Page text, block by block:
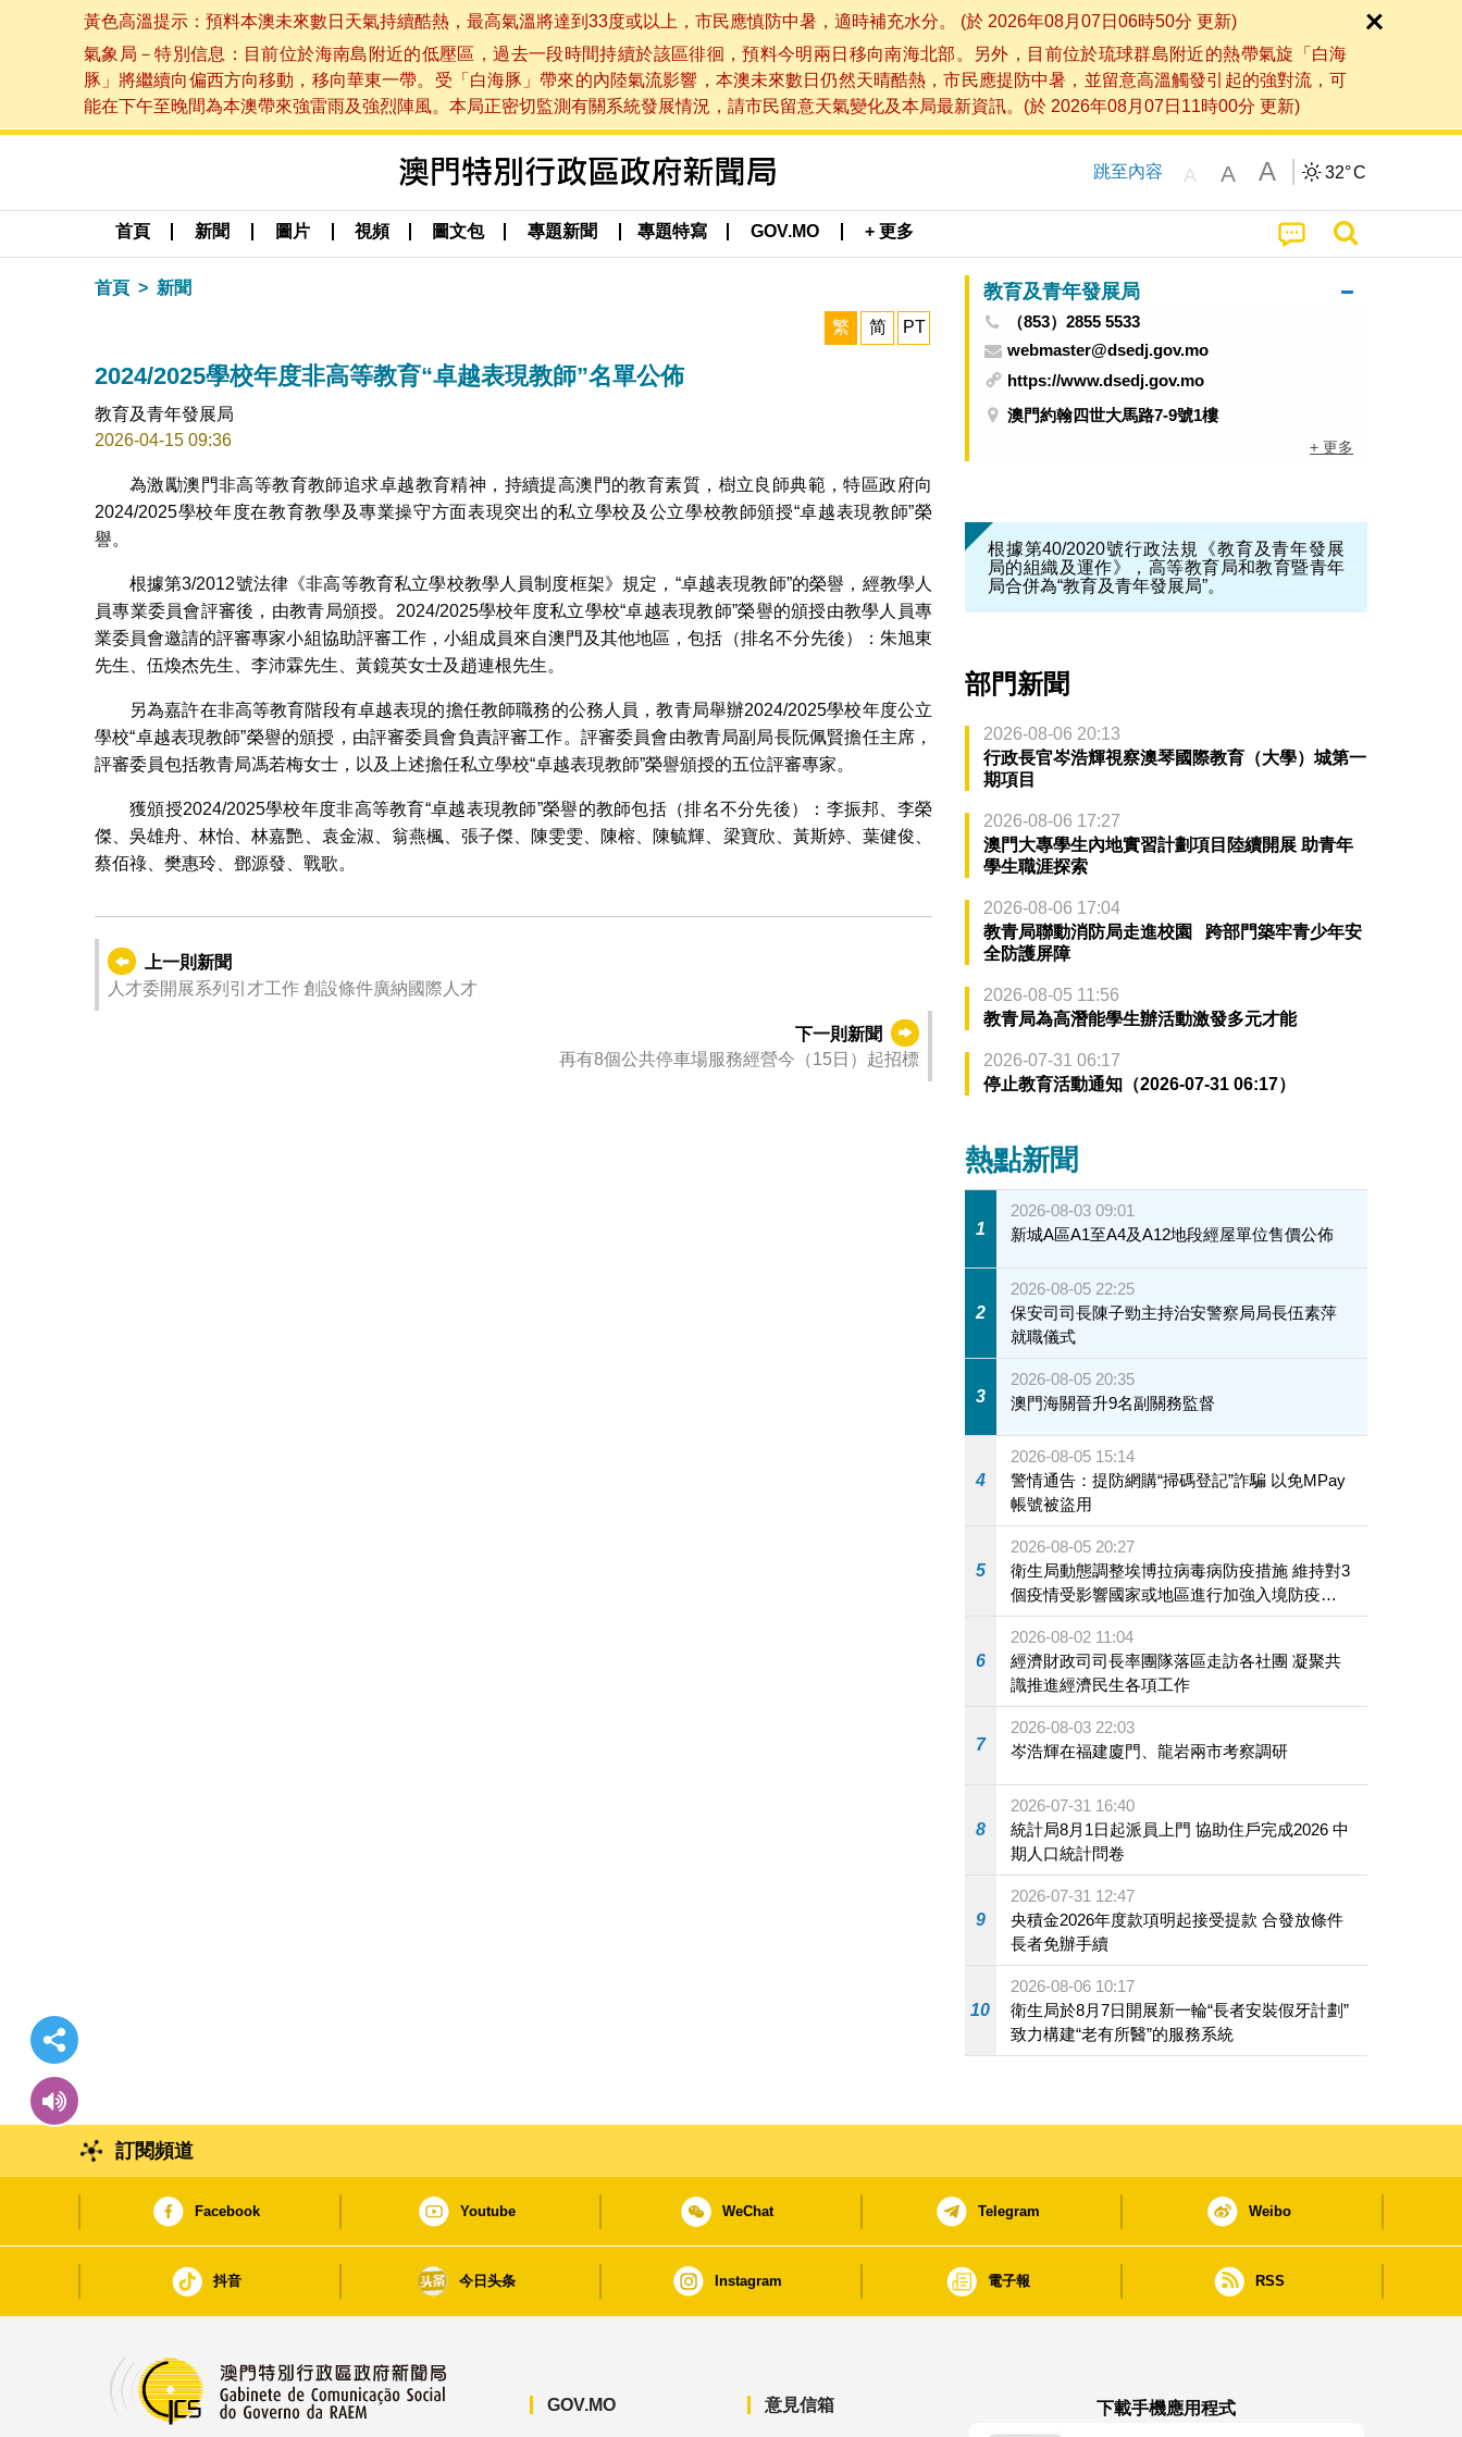
黃色高溫提示：預料本澳未來數日天氣持續酷熱，最高氣溫將達到33度或以上，市民應慎防中暑，適時補充水分。 (於 2026年08月07日06時50分 更新)
氣象局－特別信息：目前位於海南島附近的低壓區，過去一段時間持續於該區徘徊，預料今明兩日移向南海北部。另外，目前位於琉球群島附近的熱帶氣旋「白海
豚」將繼續向偏西方向移動，移向華東一帶。受「白海豚」帶來的內陸氣流影響，本澳未來數日仍然天晴酷熱，市民應提防中暑，並留意高溫觸發引起的強對流，可
能在下午至晚間為本澳帶來強雷雨及強烈陣風。本局正密切監測有關系統發展情況，請市民留意天氣變化及本局最新資訊。(於 2026年08月07日11時00分 更新)
跳至內容 A A A 32°C
首頁 新聞 圖片 視頻 圖文包 專題新聞 專題特寫 GOV.MO + 更多
首頁 新聞
繁 简 PT
2024/2025學校年度非高等教育“卓越表現教師”名單公佈
教育及青年發展局
2026-04-15 09:36
為激勵澳門非高等教育教師追求卓越教育精神，持續提高澳門的教育素質，樹立良師典範，特區政府向
2024/2025學校年度在教育教學及專業操守方面表現突出的私立學校及公立學校教師頒授“卓越表現教師”榮
譽。
根據第3/2012號法律《非高等教育私立學校教學人員制度框架》規定，“卓越表現教師”的榮譽，經教學人
員專業委員會評審後，由教青局頒授。2024/2025學校年度私立學校“卓越表現教師”榮譽的頒授由教學人員專
業委員會邀請的評審專家小組協助評審工作，小組成員來自澳門及其他地區，包括（排名不分先後）：朱旭東
先生、伍煥杰先生、李沛霖先生、黃鏡英女士及趙連根先生。
另為嘉許在非高等教育階段有卓越表現的擔任教師職務的公務人員，教青局舉辦2024/2025學校年度公立
學校“卓越表現教師”榮譽的頒授，由評審委員會負責評審工作。評審委員會由教青局副局長阮佩賢擔任主席，
評審委員包括教青局馮若梅女士，以及上述擔任私立學校“卓越表現教師”榮譽頒授的五位評審專家。
獲頒授2024/2025學校年度非高等教育“卓越表現教師”榮譽的教師包括（排名不分先後）：李振邦、李榮
傑、吳雄舟、林怡、林嘉艷、袁金淑、翁燕楓、張子傑、陳雯雯、陳榕、陳毓輝、梁寶欣、黃斯婷、葉健俊、
蔡佰祿、樊惠玲、鄧源發、戰歌。
上一則新聞
人才委開展系列引才工作 創設條件廣納國際人才
下一則新聞
再有8個公共停車場服務經營今（15日）起招標
教育及青年發展局
（853）2855 5533
webmaster@dsedj.gov.mo
https://www.dsedj.gov.mo
澳門約翰四世大馬路7-9號1樓
+ 更多
根據第40/2020號行政法規《教育及青年發展
局的組織及運作》，高等教育局和教育暨青年
局合併為“教育及青年發展局”。
部門新聞
2026-08-06 20:13
行政長官岑浩輝視察澳琴國際教育（大學）城第一
期項目
2026-08-06 17:27
澳門大專學生內地實習計劃項目陸續開展 助青年
學生職涯探索
2026-08-06 17:04
教青局聯動消防局走進校園 跨部門築牢青少年安
全防護屏障
2026-08-05 11:56
教青局為高潛能學生辦活動激發多元才能
2026-07-31 06:17
停止教育活動通知（2026-07-31 06:17）
熱點新聞
1
2026-08-03 09:01
新城A區A1至A4及A12地段經屋單位售價公佈
2
2026-08-05 22:25
保安司司長陳子勁主持治安警察局局長伍素萍
就職儀式
3
2026-08-05 20:35
澳門海關晉升9名副關務監督
4
2026-08-05 15:14
警情通告：提防網購“掃碼登記”詐騙 以免MPay
帳號被盜用
5
2026-08-05 20:27
衛生局動態調整埃博拉病毒病防疫措施 維持對3
個疫情受影響國家或地區進行加強入境防疫措
施
6
2026-08-02 11:04
經濟財政司司長率團隊落區走訪各社團 凝聚共
識推進經濟民生各項工作
7
2026-08-03 22:03
岑浩輝在福建廈門、龍岩兩市考察調研
8
2026-07-31 16:40
統計局8月1日起派員上門 協助住戶完成2026 中
期人口統計問卷
9
2026-07-31 12:47
央積金2026年度款項明起接受提款 合發放條件
長者免辦手續
10
2026-08-06 10:17
衛生局於8月7日開展新一輪“長者安裝假牙計劃”
致力構建“老有所醫”的服務系統
訂閱頻道
Facebook Youtube WeChat Telegram Weibo
抖音 今日头条 Instagram 電子報 RSS
GOV.MO 意見信箱
下載手機應用程式